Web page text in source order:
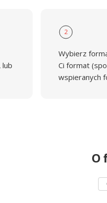
lub
2
Wybierz
Ci format
wspieranych
O